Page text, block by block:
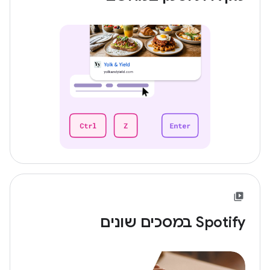
Spotify במסכים שונים